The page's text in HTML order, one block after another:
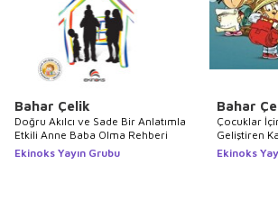
Bahar Çelik
Doğru Akılcı ve Sade Bir Anlatımla
Etkili Anne Baba Olma Rehberi
Ekinoks Yayın Grubu
Bahar
Çocuklar
Geliştiren
Ekinoks